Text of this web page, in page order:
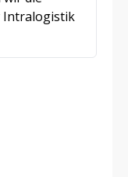
Intralogistik